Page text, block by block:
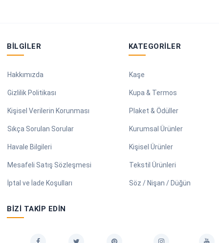
BILGILER
Hakkımızda
Gizlilik Politikası
Kişisel Verilerin Korunması
Sıkça Sorulan Sorular
Havale Bilgileri
Mesafeli Satış Sözleşmesi
İptal ve İade Koşulları
KATEGORILER
Kaşe
Kupa & Termos
Plaket & Ödüller
Kurumsal Ürünler
Kişisel Ürünler
Tekstil Ürünleri
Söz / Nişan / Düğün
BIZI TAKIP EDIN